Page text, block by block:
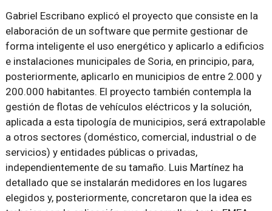
Gabriel Escribano explicó el proyecto que consiste en la
elaboración de un software que permite gestionar de
forma inteligente el uso energético y aplicarlo a edificios
e instalaciones municipales de Soria, en principio, para,
posteriormente, aplicarlo en municipios de entre 2.000 y
200.000 habitantes. El proyecto también contempla la
gestión de flotas de vehículos eléctricos y la solución,
aplicada a esta tipología de municipios, será extrapolable
a otros sectores (doméstico, comercial, industrial o de
servicios) y entidades públicas o privadas,
independientemente de su tamaño. Luis Martínez ha
detallado que se instalarán medidores en los lugares
elegidos y, posteriormente, concretaron que la idea es